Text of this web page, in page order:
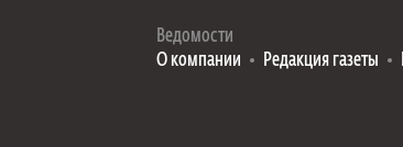
Ведомости
О компании
Редакция газеты